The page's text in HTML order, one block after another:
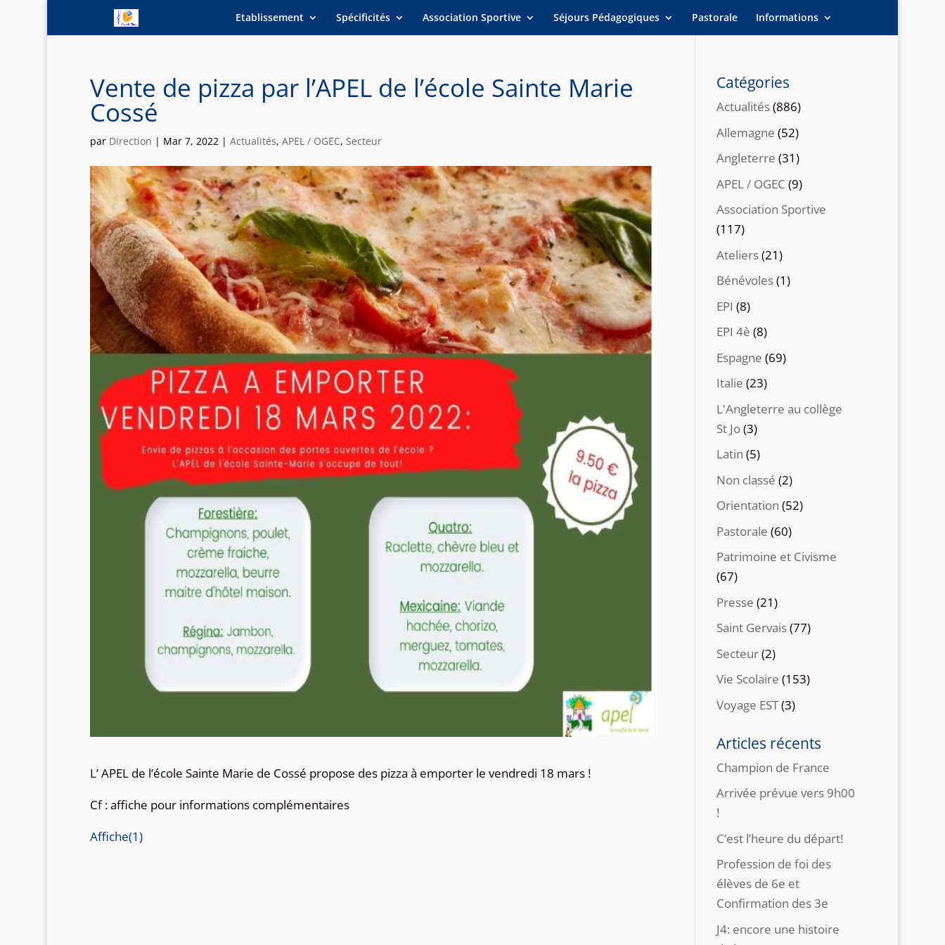
Etablissement Spécificités Association Sportive Séjours Pédagogiques Pastorale Informations
Vente de pizza par l’APEL de l’école Sainte Marie
Cossé
par Direction | Mar 7, 2022| Actualités, APEL / OGEC, Secteur
L’ APEL de l’école Sainte Marie de Cossé propose des pizza à emporter le vendredi 18 mars !
Cf : affiche pour informations complémentaires
Affiche(1)
Catégories
Actualités(886)
Allemagne (52)
Angleterre (31)
APEL / OGEC (9)
Association Sportive
(117)
Ateliers(21)
Bénévoles(1)
EPI (8)
EPI 4è (8)
Espagne (69)
Italie (23)
L'Angleterre au collège
St Jo(3)
Latin (5)
Non classé (2)
Orientation (52)
Pastorale (60)
Patrimoine et Civisme
(67)
Presse (21)
Saint Gervais(77)
Secteur(2)
Vie Scolaire (153)
Voyage EST(3)
Articles récents
Champion de France
Arrivée prévue vers 9h00
!
C’est l’heure du départ!
Profession de foi des
élèves de 6e et
Confirmation des 3e
J4: encore une histoire